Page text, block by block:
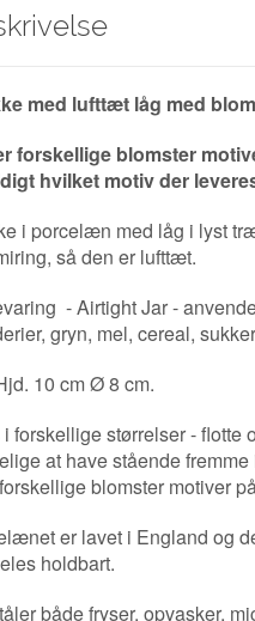
med lufttæt låg med
forskellige blomster
hvilket motiv der
i porcelæn med låg i lyst
så den er lufttæt.
- Airtight Jar -
gryn, mel, cereal,
10 cm Ø 8 cm.
forskellige størrelser - flotte
at have stående
blomster motiver
er lavet i England og
holdbart.
både fryser, opvasker,